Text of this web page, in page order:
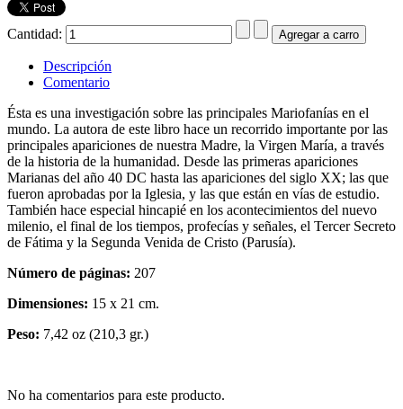
Cantidad:
Descripción
Comentario
Ésta es una investigación sobre las principales Mariofanías en el
mundo. La autora de este libro hace un recorrido importante por las
principales apariciones de nuestra Madre, la Virgen María, a través
de la historia de la humanidad. Desde las primeras apariciones
Marianas del año 40 DC hasta las apariciones del siglo XX; las que
fueron aprobadas por la Iglesia, y las que están en vías de estudio.
También hace especial hincapié en los acontecimientos del nuevo
milenio, el final de los tiempos, profecías y señales, el Tercer Secreto
de Fátima y la Segunda Venida de Cristo (Parusía).
Número de páginas: 207
Dimensiones: 15 x 21 cm.
Peso: 7,42 oz (210,3 gr.)
No ha comentarios para este producto.